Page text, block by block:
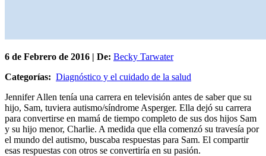
6 de Febrero de 2016 | De: Becky Tarwater
Categorías: Diagnóstico y el cuidado de la salud
Jennifer Allen tenía una carrera en televisión antes de saber que su
hijo, Sam, tuviera autismo/síndrome Asperger. Ella dejó su carrera
para convertirse en mamá de tiempo completo de sus dos hijos Sam
y su hijo menor, Charlie. A medida que ella comenzó su travesía por
el mundo del autismo, buscaba respuestas para Sam. El compartir
esas respuestas con otros se convertiría en su pasión.